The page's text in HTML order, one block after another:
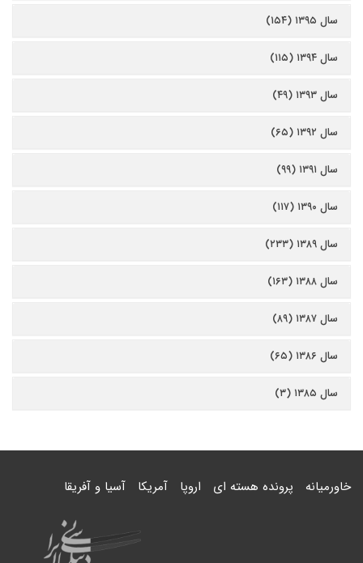
سال ۱۳۹۵ (۱۵۴)
سال ۱۳۹۴ (۱۱۵)
سال ۱۳۹۳ (۴۹)
سال ۱۳۹۲ (۶۵)
سال ۱۳۹۱ (۹۹)
سال ۱۳۹۰ (۱۱۷)
سال ۱۳۸۹ (۲۳۳)
سال ۱۳۸۸ (۱۶۳)
سال ۱۳۸۷ (۸۹)
سال ۱۳۸۶ (۶۵)
سال ۱۳۸۵ (۳)
خاورمیانه پرونده هسته ای اروپا آمریکا آسیا و آفریقا